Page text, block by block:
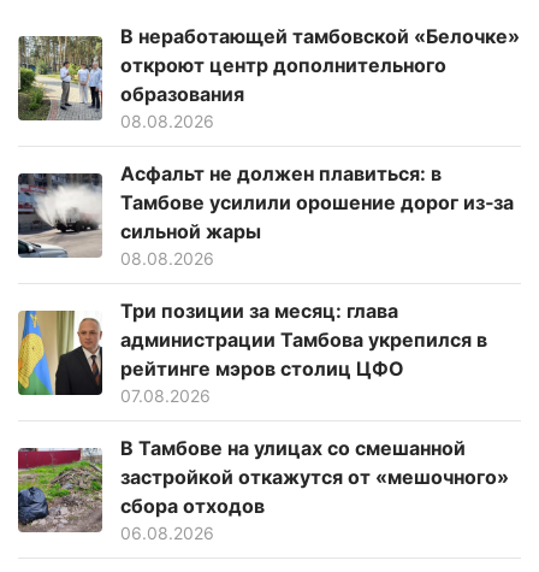
В неработающей тамбовской «Белочке»
откроют центр дополнительного
образования
08.08.2026
Асфальт не должен плавиться: в
Тамбове усилили орошение дорог из‑за
сильной жары
08.08.2026
Три позиции за месяц: глава
администрации Тамбова укрепился в
рейтинге мэров столиц ЦФО
07.08.2026
В Тамбове на улицах со смешанной
застройкой откажутся от «мешочного»
сбора отходов
06.08.2026